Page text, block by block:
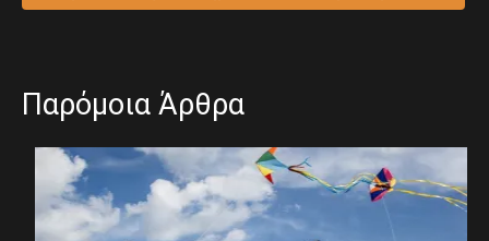
Παρόμοια Άρθρα